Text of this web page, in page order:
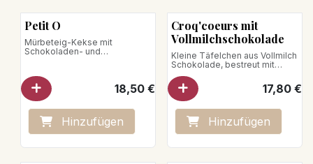
Petit O
Mürbeteig-Kekse mit
Schokoladen- und
Nettogewicht: 320g
18,50€
Hinzufügen
Croq'coeurs mit
Vollmilchschokolade
Kleine Täfelchen aus Vollmilch
Schokolade, bestreut mit
Nettogewicht: 140g
17,80€
Hinzufügen